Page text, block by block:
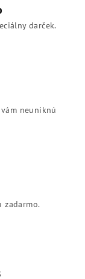
darček.
neuniknú
zadarmo.